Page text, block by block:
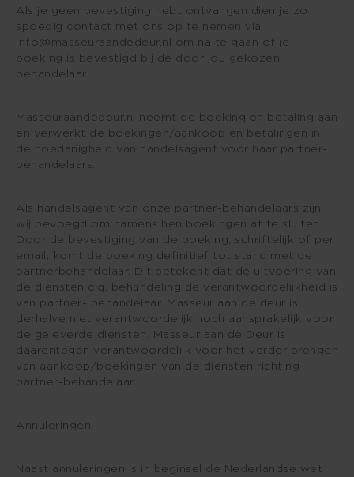
Als je geen bevestiging hebt ontvangen dien je zo
spoedig contact met ons op te nemen via
info@masseuraandedeur.nl om na te gaan of je
boeking is bevestigd bij de door jou gekozen
behandelaar.
Masseuraandedeur.nl neemt de boeking en betaling aan
en verwerkt de boekingen/aankoop en betalingen in
de hoedanigheid van handelsagent voor haar partner-
behandelaars.
Als handelsagent van onze partner-behandelaars zijn
wij bevoegd om namens hen boekingen af te sluiten.
Door de bevestiging van de boeking, schriftelijk of per
email, komt de boeking definitief tot stand met de
partnerbehandelaar. Dit betekent dat de uitvoering van
de diensten c.q. behandeling de verantwoordelijkheid is
van partner- behandelaar. Masseur aan de deur is
derhalve niet verantwoordelijk noch aansprakelijk voor
de geleverde diensten. Masseur aan de Deur is
daarentegen verantwoordelijk voor het verder brengen
van aankoop/boekingen van de diensten richting
partner-behandelaar.
Annuleringen
Naast annuleringen is in beginsel de Nederlandse wet